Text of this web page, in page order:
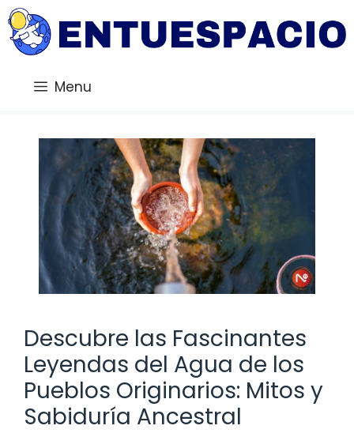
Saltar
al
contenido
Menu
Descubre las Fascinantes
Leyendas del Agua de los
Pueblos Originarios: Mitos y
Sabiduría Ancestral